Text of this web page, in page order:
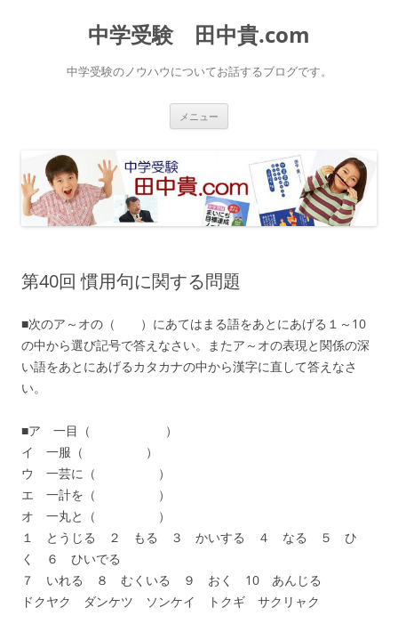
中学受験 田中貴.com
中学受験のノウハウについてお話するブログです。
メニュー
ス
キ
ッ
プ
第40回 慣用句に関する問題
■次のア～オの（ ）にあてはまる語をあとにあげる１～10
の中から選び記号で答えなさい。またア～オの表現と関係の深
い語をあとにあげるカタカナの中から漢字に直して答えなさ
い。
■ア 一目（ ）
イ 一服（ ）
ウ 一芸に（ ）
エ 一計を（ ）
オ 一丸と（ ）
１ とうじる ２ もる ３ かいする ４ なる ５ ひ
く ６ ひいでる
７ いれる ８ むくいる ９ おく 10 あんじる
ドクヤク ダンケツ ソンケイ トクギ サクリャク